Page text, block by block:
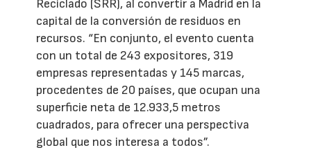
Reciclado (SRR), al convertir a Madrid en la
capital de la conversión de residuos en
recursos. “En conjunto, el evento cuenta
con un total de 243 expositores, 319
empresas representadas y 145 marcas,
procedentes de 20 países, que ocupan una
superficie neta de 12.933,5 metros
cuadrados, para ofrecer una perspectiva
global que nos interesa a todos”.